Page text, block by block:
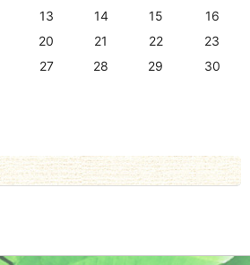
13 14 15
16
20 21 22
23
27 28 29
30